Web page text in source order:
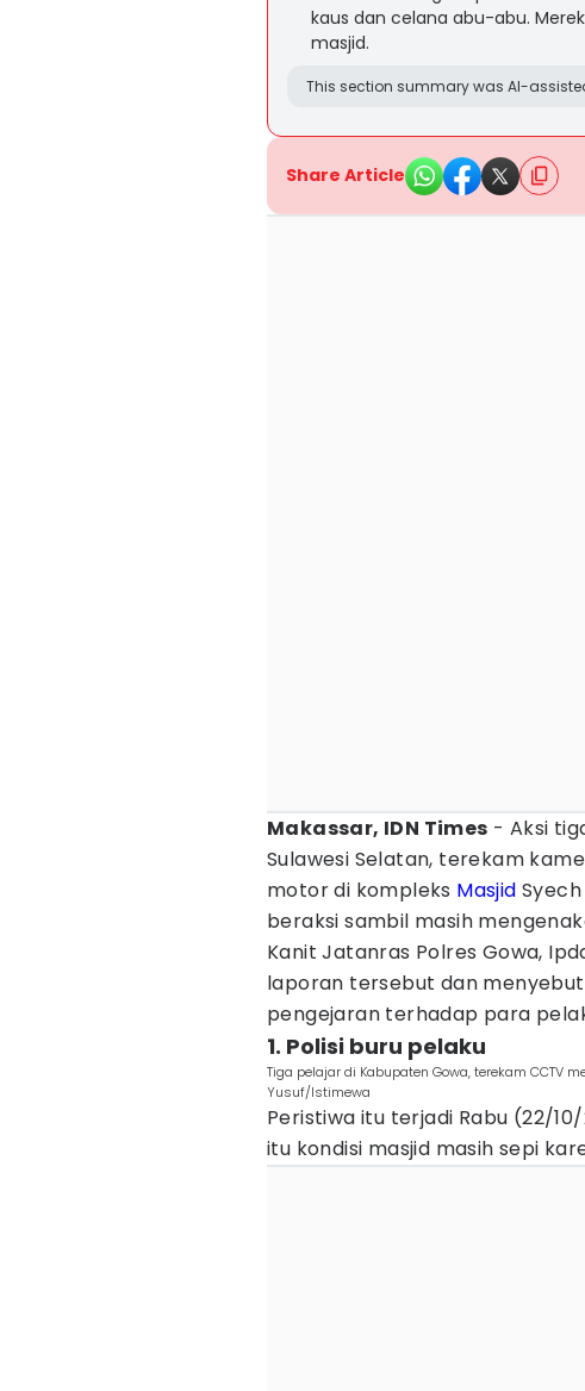
kaus dan celana abu-abu.
masjid.
This section summary was AI-
Share Article
Makassar, IDN Times - Aksi
Sulawesi Selatan, terekam
motor di kompleks Masjid
beraksi sambil masih
Kanit Jatanras Polres Gowa,
laporan tersebut dan
pengejaran terhadap para
1. Polisi buru pelaku
Tiga pelajar di Kabupaten Gowa, terekam CCTV
Yusuf/Istimewa
Peristiwa itu terjadi Rabu (22/
itu kondisi masjid masih sepi